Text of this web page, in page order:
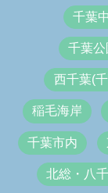
千葉
千葉
西千葉(
稲毛海岸
千葉市内
北総・八